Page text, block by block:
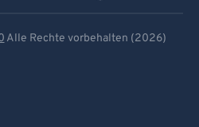
Alle Rechte vorbehalten (2026)